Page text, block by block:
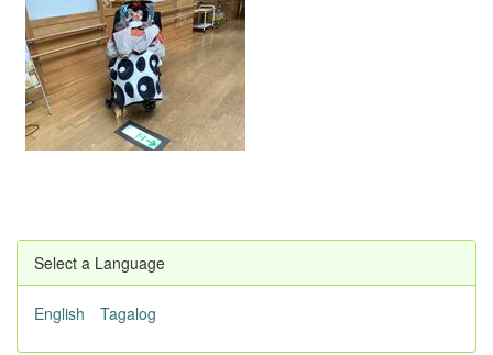
Select a Language
English Tagalog